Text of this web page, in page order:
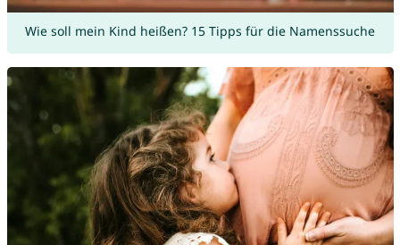
Wie soll mein Kind heißen? 15 Tipps für die Namenssuche